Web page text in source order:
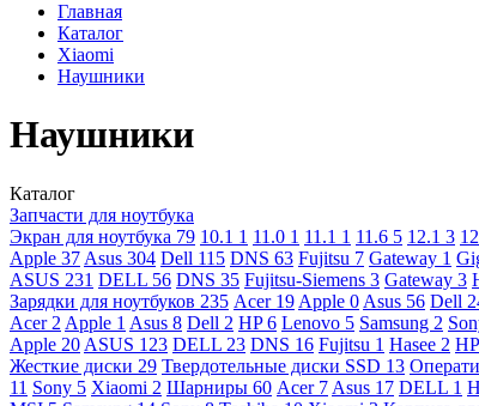
Главная
Каталог
Xiaomi
Наушники
Наушники
Каталог
Запчасти для ноутбука
Экран для ноутбука 79 10.1 1 11.0 1 11.1 1 11.6 5 12.1 3
Apple 37 Asus 304 Dell 115 DNS 63 Fujitsu 7 Gateway 1
ASUS 231 DELL 56 DNS 35 Fujitsu-Siemens 3 Gateway 3
Зарядки для ноутбуков 235 Acer 19 Apple 0 Asus 56 Dell
Acer 2 Apple 1 Asus 8 Dell 2 HP6 Lenovo 5 Samsung 2
Apple 20 ASUS 123 DELL 23 DNS 16 Fujitsu 1 Hasee 2 HP
Жесткие диски 29 Твердотельные диски SSD 13
11 Sony 5 Xiaomi 2 Шарниры 60 Acer 7 Asus 17 DELL 1